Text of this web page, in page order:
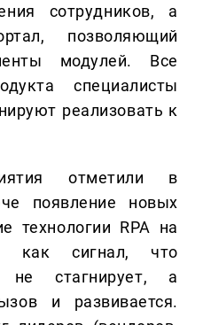
сотрудников, а
позволяющий
модулей. Все
специалисты
реализовать к
отметили в
появление новых
технологии RPA на
как сигнал, что
не стагнирует, а
и развивается.